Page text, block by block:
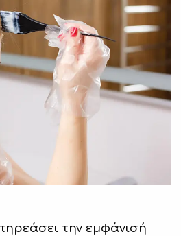
την εμφάνισή